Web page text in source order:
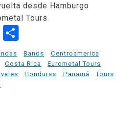
desde Hamburgo
Tours
Pinterest
Bands
Centroamerica
Costa Rica
Eurometal Tours
Honduras Panamá
Tours